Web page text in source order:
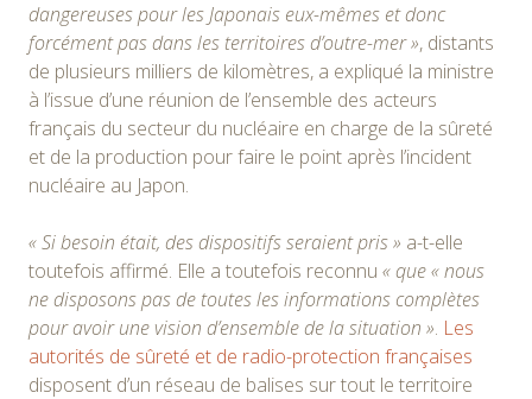
dangereuses pour les Japonais eux-mêmes et donc
forcément pas dans les territoires d’outre-mer », distants
de plusieurs milliers de kilomètres, a expliqué la ministre
à l’issue d’une réunion de l’ensemble des acteurs
français du secteur du nucléaire en charge de la sûreté
et de la production pour faire le point après l’incident
nucléaire au Japon.
« Si besoin était, des dispositifs seraient pris » a-t-elle
toutefois affirmé. Elle a toutefois reconnu « que « nous
ne disposons pas de toutes les informations complètes
pour avoir une vision d’ensemble de la situation ». Les
autorités de sûreté et de radio-protection françaises
disposent d’un réseau de balises sur tout le territoire